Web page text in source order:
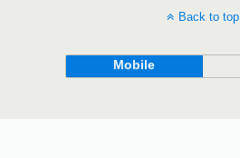
Back to top
Mobile